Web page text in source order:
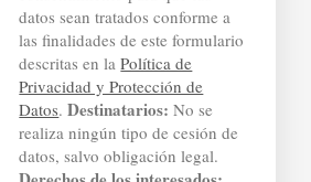
datos sean tratados conforme a
las finalidades de este formulario
descritas en laPolítica de
Privacidad y Protección de
Datos.Destinatarios: No se
realiza ningún tipo de cesión de
datos, salvo obligación legal.